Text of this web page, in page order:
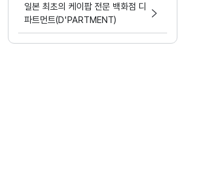
일본 최초의 케이팝 전문 백화점 디
파트먼트(D'PARTMENT)